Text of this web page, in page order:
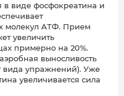
в виде фосфокреатина и
молекул АТФ. Прием
увеличить
примерно на 20%.
выносливость
вида упражнений). Уже
увеличивается сила